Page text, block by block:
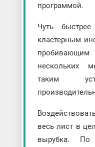
программой.
Чуть
кластерным
нескольких
таким
весь лист в
вырубка. По